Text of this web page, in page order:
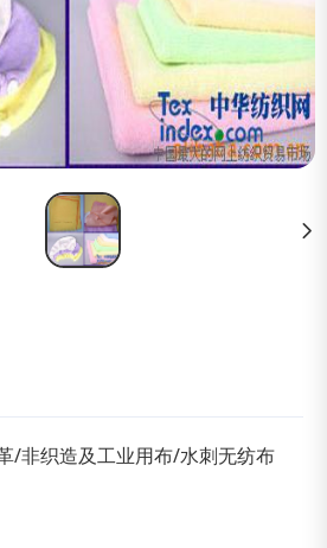
/非织造及工业用布/水刺无纺布